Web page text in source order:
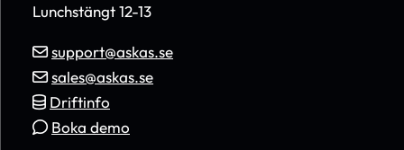
Lunchstängt 12-13
support@askas.se
sales@askas.se
Driftinfo
Boka demo